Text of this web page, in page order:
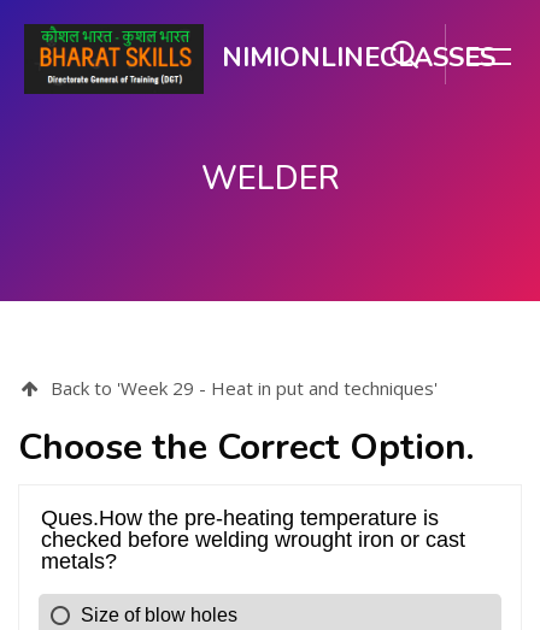
NIMIONLINECLASSES
WELDER
Back to 'Week 29 - Heat in put and techniques'
Choose the Correct Option.